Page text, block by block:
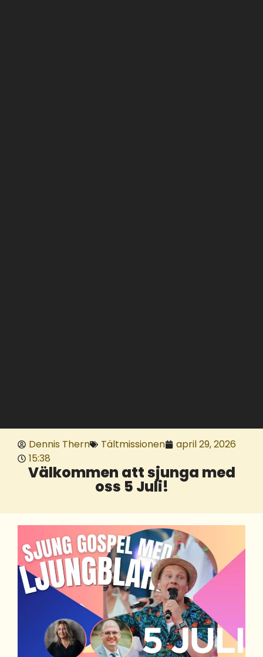
Dennis Thern Tältmissionen
april 29, 2026
15:38
Välkommen att sjunga med
oss 5 Juli!